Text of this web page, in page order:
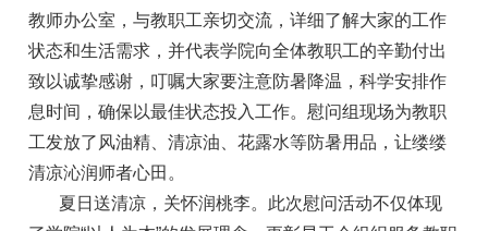
教师办公室，与教职工亲切交流，详细了解大家的工作
状态和生活需求，并代表学院向全体教职工的辛勤付出
致以诚挚感谢，叮嘱大家要注意防暑降温，科学安排作
息时间，确保以最佳状态投入工作。慰问组现场为教职
工发放了风油精、清凉油、花露水等防暑用品，让缕缕
清凉沁润师者心田。
夏日送清凉，关怀润桃李。此次慰问活动不仅体现